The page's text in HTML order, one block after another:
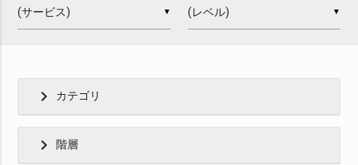
▼ ▼
chevron_right カテゴリ
chevron_right 階層